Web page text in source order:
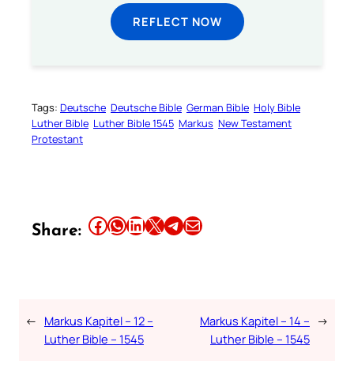
REFLECT NOW
Tags: Deutsche Deutsche Bible German Bible Holy Bible
Luther Bible Luther Bible 1545 Markus New Testament
Protestant
Share: Share this article on Facebook Share this article on WhatsApp Share this article on LinkedIn Share this article on X Share this article on TelegramEmail this Article
← Markus Kapitel – 12 –
Luther Bible – 1545
Markus Kapitel – 14 –
Luther Bible – 1545
→